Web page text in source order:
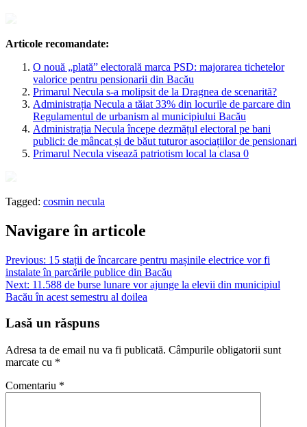
Articole recomandate:
O nouă „plată” electorală marca PSD: majorarea tichetelor
valorice pentru pensionarii din Bacău
Primarul Necula s-a molipsit de la Dragnea de scenarită?
Administrația Necula a tăiat 33% din locurile de parcare din
Regulamentul de urbanism al municipiului Bacău
Administrația Necula începe dezmățul electoral pe bani
publici: de mâncat și de băut tuturor asociațiilor de pensionari
Primarul Necula visează patriotism local la clasa 0
Tagged: cosmin necula
Navigare în articole
Previous: 15 stații de încarcare pentru mașinile electrice vor fi
instalate în parcările publice din Bacău
Next: 11.588 de burse lunare vor ajunge la elevii din municipiul
Bacău în acest semestru al doilea
Lasă un răspuns
Adresa ta de email nu va fi publicată. Câmpurile obligatorii sunt
marcate cu *
Comentariu *